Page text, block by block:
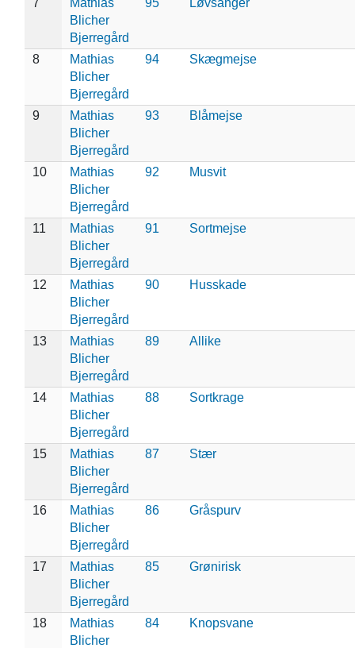
Blicher
Bjerregård
8
Mathias
Blicher
Bjerregård
94 Skægmejse
9
Mathias
Blicher
Bjerregård
93 Blåmejse
10
Mathias
Blicher
Bjerregård
92 Musvit
11
Mathias
Blicher
Bjerregård
91 Sortmejse
12
Mathias
Blicher
Bjerregård
90 Husskade
13
Mathias
Blicher
Bjerregård
89 Allike
14
Mathias
Blicher
Bjerregård
88 Sortkrage
15
Mathias
Blicher
Bjerregård
87 Stær
16
Mathias
Blicher
Bjerregård
86 Gråspurv
17
Mathias
Blicher
Bjerregård
85 Grønirisk
18
Mathias
Blicher
84 Knopsvane